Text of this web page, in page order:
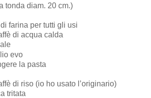
tonda diam. 20 cm.)
farina per tutti gli usi
di acqua calda
evo
la pasta
di riso (io ho usato l’originario)
tritata